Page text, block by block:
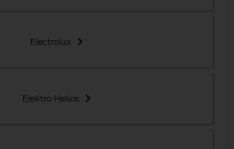
Electrolux
Elektro Helios